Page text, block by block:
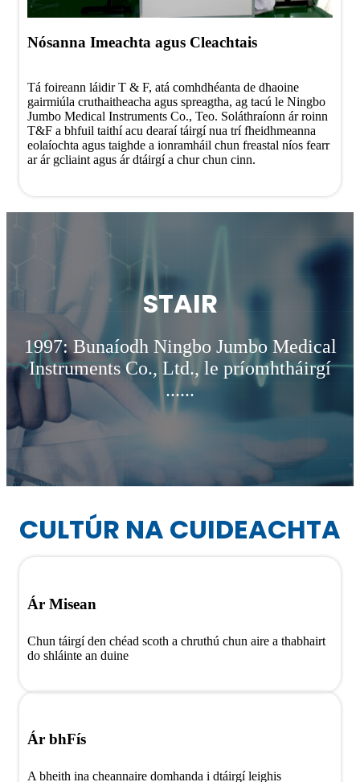
Nósanna Imeachta agus Cleachtais
Tá foireann láidir T & F, atá comhdhéanta de dhaoine
gairmiúla cruthaitheacha agus spreagtha, ag tacú le Ningbo
Jumbo Medical Instruments Co., Teo. Soláthraíonn ár roinn
T&F a bhfuil taithí acu dearaí táirgí nua trí fheidhmeanna
eolaíochta agus taighde a ionramháil chun freastal níos fearr
ar ár gcliaint agus ár dtáirgí a chur chun cinn.
STAIR
1997: Bunaíodh Ningbo Jumbo Medical
Instruments Co., Ltd., le príomhtháirgí
......
CULTÚR NA CUIDEACHTA
Ár Misean
Chun táirgí den chéad scoth a chruthú chun aire a thabhairt
do shláinte an duine
Ár bhFís
A bheith ina cheannaire domhanda i dtáirgí leighis